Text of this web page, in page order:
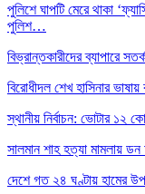
পুলিশে ঘাপটি মেরে থাকা
পুলিশ…
বিভ্রান্তকারীদের ব্যাপারে
বিরোধীদল শেখ হাসিনার
স্থানীয় নির্বাচন: ভোটার ১২
সালমান শাহ হত্যা মামলায়
দেশে গত ২৪ ঘণ্টায় হামের